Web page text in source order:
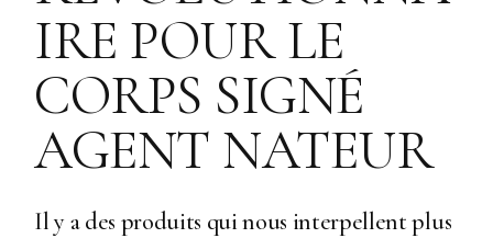
IRE POUR LE
CORPS SIGNÉ
AGENT NATEUR
Il y a des produits qui nous interpellent plus